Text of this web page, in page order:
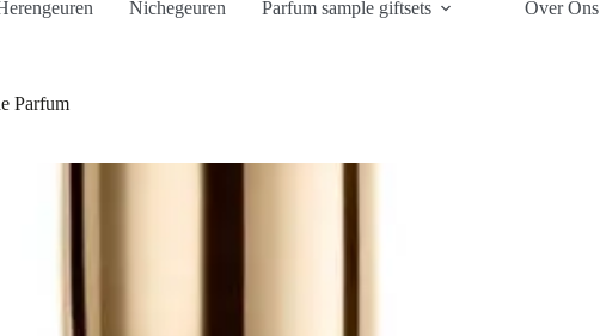
Nichegeuren Parfum sample giftsets Over Ons
Parfum